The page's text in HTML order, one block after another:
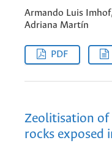
Armando Luis
Adriana Martín
PDF
Zeolitisation of
rocks exposed